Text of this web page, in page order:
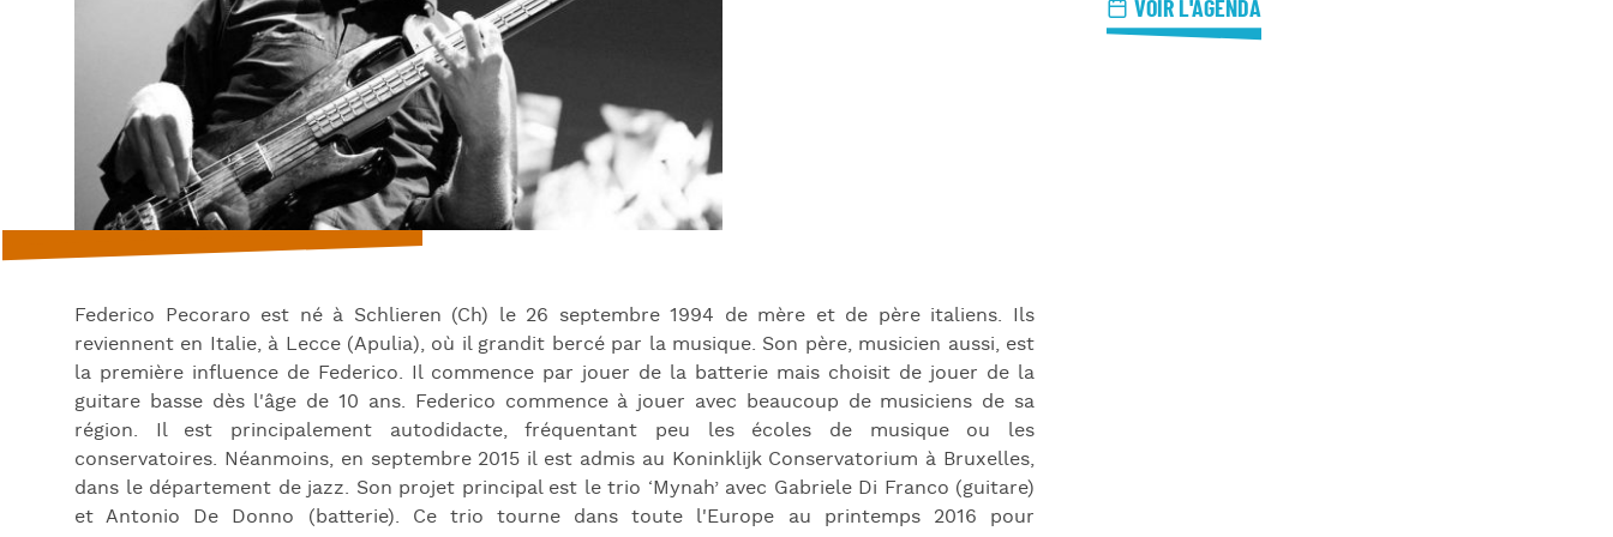
Jazz Nights
Federico Pecoraro est né à Schlieren (Ch) le 26 septembre 1994 de mère et de père italiens. Ils
reviennent en Italie, à Lecce (Apulia), où il grandit bercé par la musique. Son père, musicien aussi, est
la première influence de Federico. Il commence par jouer de la batterie mais choisit de jouer de la
guitare basse dès l'âge de 10 ans. Federico commence à jouer avec beaucoup de musiciens de sa
région. Il est principalement autodidacte, fréquentant peu les écoles de musique ou les
conservatoires. Néanmoins, en septembre 2015 il est admis au Koninklijk Conservatorium à Bruxelles,
dans le département de jazz. Son projet principal est le trio ‘Mynah’ avec Gabriele Di Franco (guitare)
et Antonio De Donno (batterie). Ce trio tourne dans toute l'Europe au printemps 2016 pour
VOIR L'AGENDA